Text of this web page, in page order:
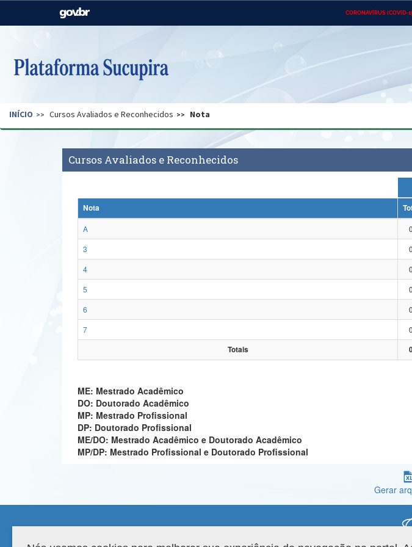
CORONAVÍRUS (COVID-
Casa Civil
Pecuária e Abastecimento
Ministério do Desenvolvimento
Regional
Secretaria de Governo Gabinete de Segurança Advocacia-Geral da União
INÍCIO Cursos Avaliados e Reconhecidos Nota
Cursos Avaliados e Reconhecidos
Nota
A
0
3
0
4
0
5
0
6
0
7
0
Totais
ME: Mestrado Acadêmico
DO: Doutorado Acadêmico
MP: Mestrado Profissional
DP: Doutorado Profissional
ME/DO: Mestrado Acadêmico e Doutorado Acadêmico
MP/DP: Mestrado Profissional e Doutorado Profissional
Gerar